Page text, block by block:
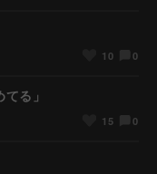
10 0
る」
15 0